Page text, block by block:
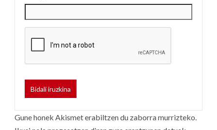
Gune honek Akismet erabiltzen du zaborra murrizteko.